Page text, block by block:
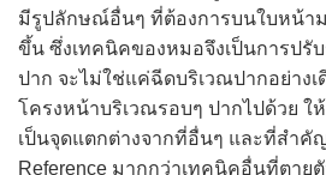
มีรูปลักษณ์อื่นๆ ที่ต้องการบนใบหน้า
ขึ้น ซึ่งเทคนิคของหมอจึงเป็นการปรั
ปาก จะไม่ใช่แค่ฉีดบริเวณปากอย่าง
โครงหน้าบริเวณรอบๆ ปากไปด้วย ใ
เป็นจุดแตกต่างจากที่อื่นๆ และที่สำคั
Reference มากกว่าเทคนิคอื่นที่ตาย